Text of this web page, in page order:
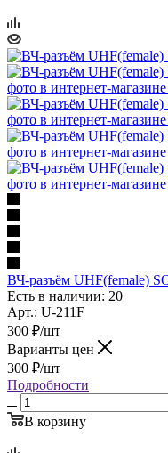
ВЧ-разъём UHF(female)
Есть в наличии: 20
Арт.: U-211F
300 ₽/шт
Варианты цен
300 ₽/шт
Подробности
В корзину